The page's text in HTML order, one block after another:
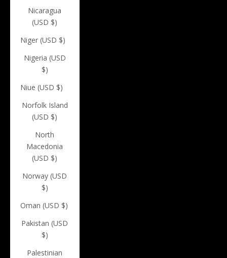
Nicaragua
(USD $)
Niger (USD $)
Nigeria (USD
$)
Niue (USD $)
Norfolk Island
(USD $)
North
Macedonia
(USD $)
Norway (USD
$)
Oman (USD $)
Pakistan (USD
$)
Palestinian